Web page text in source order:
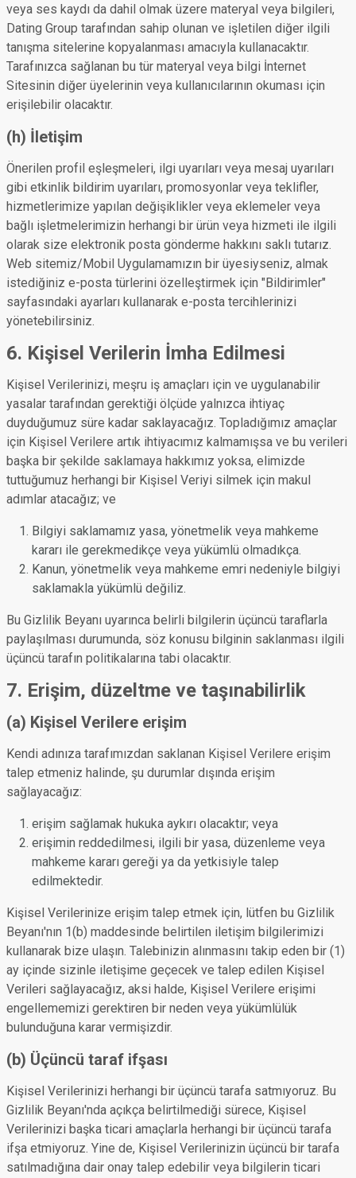
veya ses kaydı da dahil olmak üzere materyal veya bilgileri,
Dating Group tarafından sahip olunan ve işletilen diğer ilgili
tanışma sitelerine kopyalanması amacıyla kullanacaktır.
Tarafınızca sağlanan bu tür materyal veya bilgi İnternet
Sitesinin diğer üyelerinin veya kullanıcılarının okuması için
erişilebilir olacaktır.
(h) İletişim
Önerilen profil eşleşmeleri, ilgi uyarıları veya mesaj uyarıları
gibi etkinlik bildirim uyarıları, promosyonlar veya teklifler,
hizmetlerimize yapılan değişiklikler veya eklemeler veya
bağlı işletmelerimizin herhangi bir ürün veya hizmeti ile ilgili
olarak size elektronik posta gönderme hakkını saklı tutarız.
Web sitemiz/Mobil Uygulamamızın bir üyesiyseniz, almak
istediğiniz e-posta türlerini özelleştirmek için "Bildirimler"
sayfasındaki ayarları kullanarak e-posta tercihlerinizi
yönetebilirsiniz.
6. Kişisel Verilerin İmha Edilmesi
Kişisel Verilerinizi, meşru iş amaçları için ve uygulanabilir
yasalar tarafından gerektiği ölçüde yalnızca ihtiyaç
duyduğumuz süre kadar saklayacağız. Topladığımız amaçlar
için Kişisel Verilere artık ihtiyacımız kalmamışsa ve bu verileri
başka bir şekilde saklamaya hakkımız yoksa, elimizde
tuttuğumuz herhangi bir Kişisel Veriyi silmek için makul
adımlar atacağız; ve
Bilgiyi saklamamız yasa, yönetmelik veya mahkeme
kararı ile gerekmedikçe veya yükümlü olmadıkça.
Kanun, yönetmelik veya mahkeme emri nedeniyle bilgiyi
saklamakla yükümlü değiliz.
Bu Gizlilik Beyanı uyarınca belirli bilgilerin üçüncü taraflarla
paylaşılması durumunda, söz konusu bilginin saklanması ilgili
üçüncü tarafın politikalarına tabi olacaktır.
7. Erişim, düzeltme ve taşınabilirlik
(a) Kişisel Verilere erişim
Kendi adınıza tarafımızdan saklanan Kişisel Verilere erişim
talep etmeniz halinde, şu durumlar dışında erişim
sağlayacağız:
erişim sağlamak hukuka aykırı olacaktır; veya
erişimin reddedilmesi, ilgili bir yasa, düzenleme veya
mahkeme kararı gereği ya da yetkisiyle talep
edilmektedir.
Kişisel Verilerinize erişim talep etmek için, lütfen bu Gizlilik
Beyanı'nın 1(b) maddesinde belirtilen iletişim bilgilerimizi
kullanarak bize ulaşın. Talebinizin alınmasını takip eden bir (1)
ay içinde sizinle iletişime geçecek ve talep edilen Kişisel
Verileri sağlayacağız, aksi halde, Kişisel Verilere erişimi
engellememizi gerektiren bir neden veya yükümlülük
bulunduğuna karar vermişizdir.
(b) Üçüncü taraf ifşası
Kişisel Verilerinizi herhangi bir üçüncü tarafa satmıyoruz. Bu
Gizlilik Beyanı'nda açıkça belirtilmediği sürece, Kişisel
Verilerinizi başka ticari amaçlarla herhangi bir üçüncü tarafa
ifşa etmiyoruz. Yine de, Kişisel Verilerinizin üçüncü bir tarafa
satılmadığına dair onay talep edebilir veya bilgilerin ticari